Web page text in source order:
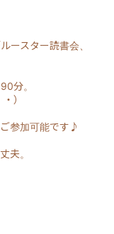
ースター読書会、
分。
）
参加可能です♪
夫。